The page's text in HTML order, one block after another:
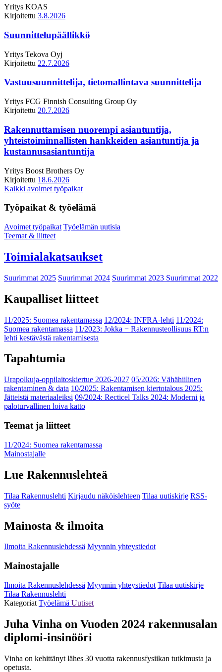
Yritys KOAS
Kirjoitettu 3.8.2026
Suunnittelupäällikkö
Yritys Tekova Oyj
Kirjoitettu 22.7.2026
Vastuusuunnittelija, tietomallintava suunnittelija
Yritys FCG Finnish Consulting Group Oy
Kirjoitettu 20.7.2026
Rakennuttamisen nuorempi asiantuntija,
yhteistoiminnallisten hankkeiden asiantuntija ja
kustannusasiantuntija
Yritys Boost Brothers Oy
Kirjoitettu 18.6.2026
Kaikki avoimet työpaikat
Työpaikat & työelämä
Avoimet työpaikat Työelämän uutisia
Teemat & liitteet
Toimialakatsaukset
Suurimmat 2025 Suurimmat 2024 Suurimmat 2023 Suurimmat 2022
Kaupalliset liitteet
11/2025: Suomea rakentamassa 12/2024: INFRA-lehti 11/2024:
Suomea rakentamassa 11/2023: Jokka − Rakennusteollisuus RT:n
lehti kestävästä rakentamisesta
Tapahtumia
Urapolkuja-oppilaitoskiertue 2026-2027 05/2026: Vähähiilinen
rakentaminen & data 10/2025: Rakentamisen kiertotalous 2025:
Jätteistä materiaaleiksi 09/2024: Recticel Talks 2024: Moderni ja
paloturvallinen loiva katto
Teemat ja liitteet
11/2024: Suomea rakentamassa
Mainostajalle
Lue Rakennuslehteä
Tilaa Rakennuslehti Kirjaudu näköislehteen Tilaa uutiskirje RSS-
syöte
Mainosta & ilmoita
Ilmoita Rakennuslehdessä Myynnin yhteystiedot
Mainostajalle
Ilmoita Rakennuslehdessä Myynnin yhteystiedot Tilaa uutiskirje
Tilaa Rakennuslehti
Kategoriat Työelämä Uutiset
Juha Vinha on Vuoden 2024 rakennusalan
diplomi-insinööri
Vinha on kehittänyt lähes 30 vuotta rakennusfysiikan tutkimusta ja
opetusta.